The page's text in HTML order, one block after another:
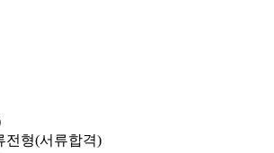
전형(서류합격)